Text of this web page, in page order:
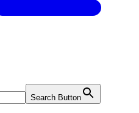
Search Button